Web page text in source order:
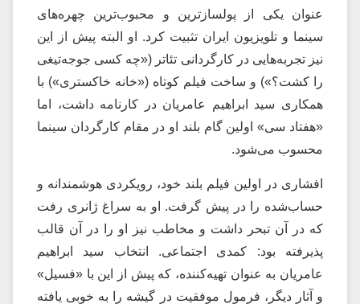
عنوان یکی از پولسازترین و محبوب‌ترین چهره‌های
سینما و تلویزیون ایران تثبیت کرد. او البته پیش از این
نیز تجربه‌هایی در کارگردانی تئاتر («چه کسی جوجه‌تیغی
را کشت؟») و ساخت فیلم کوتاه («خانه خاکستری») با
همکاری سید ابراهیم عامریان در کارنامه داشت، اما
«هفتاد سی» اولین گام بلند او در مقام کارگردان سینما
محسوب می‌شود.
افشاری در اولین فیلم بلند خود، رویکردی هوشمندانه و
حساب‌شده را در پیش گرفت. او به سراغ ژانری رفت
که در آن تبحر داشت و مخاطب نیز او را در آن قالب
پذیرفته بود: کمدی اجتماعی. انتخاب سید ابراهیم
عامریان به عنوان تهیه‌کننده، که پیش از این با «فسیل»
و آثار دیگر، فرمول موفقیت در گیشه را به خوبی یافته